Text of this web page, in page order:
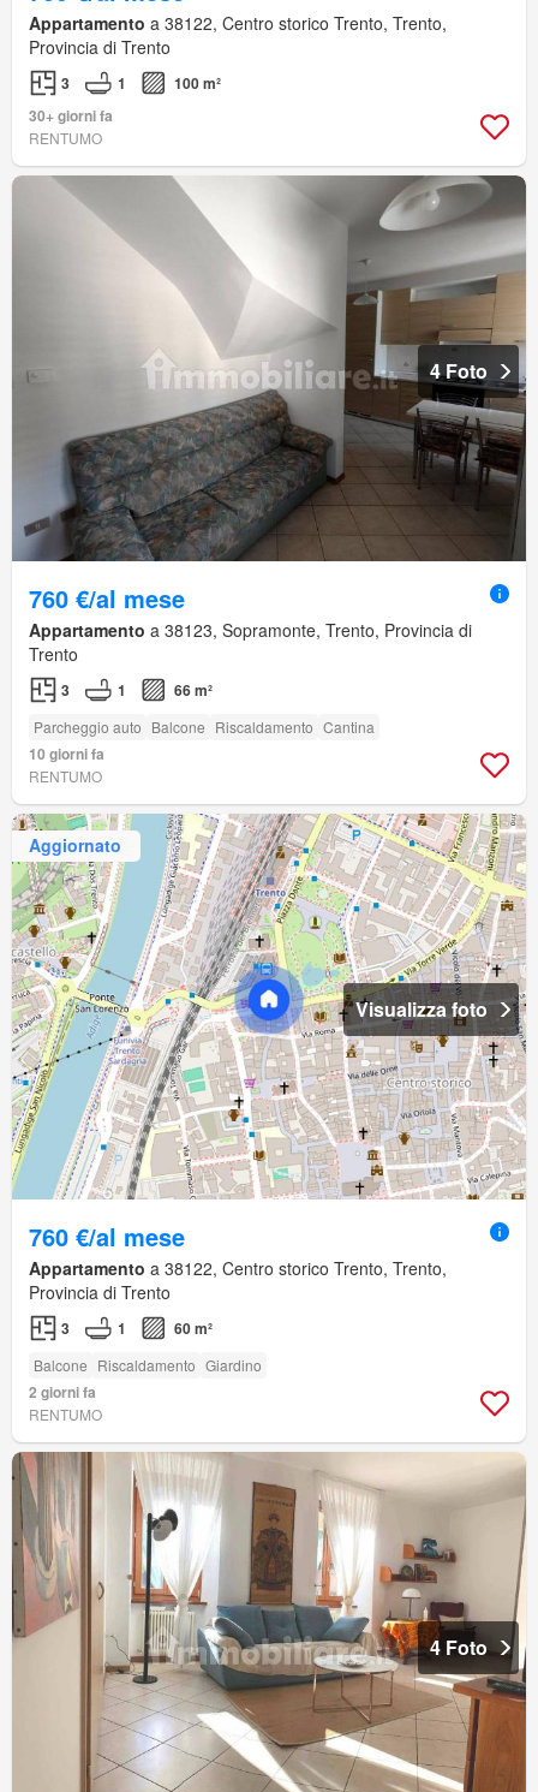
Appartamento a 38122, Centro storico Trento, Trento,
Provincia di Trento
3 1
100 m²
30+ giorni fa
RENTUMO
4 Foto
760 €/al mese
Appartamento a 38123, Sopramonte, Trento, Provincia di
Trento
3 1 66 m²
Parcheggio auto Balcone Riscaldamento Cantina
10 giorni fa
RENTUMO
Aggiornato
Visualizza foto
760 €/al mese
Appartamento a 38122, Centro storico Trento, Trento,
Provincia di Trento
3 1 60 m²
Balcone Riscaldamento Giardino
2 giorni fa
RENTUMO
4 Foto